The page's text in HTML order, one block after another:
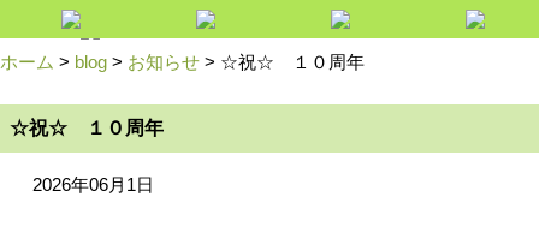
ホーム > blog > お知らせ > ☆祝☆ １０周年
☆祝☆ １０周年
2026年06月1日